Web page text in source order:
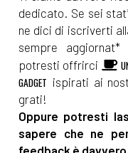
[14]
Elena
Dicembre 2021
dedicato. Se sei
ne dici di iscriverti
sempre
potresti offrirci
GADGET ispirati ai
grati!
Oppure potresti
sapere che ne
feedback è